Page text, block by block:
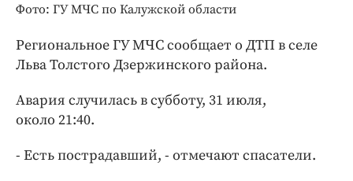
Блоги
Издания
Медиаперсона
Клиника года
Работодатель года
Фото: ГУ МЧС по Калужской области
Региональное ГУ МЧС сообщает о ДТП в селе
Льва Толстого Дзержинского района.
Авария случилась в субботу, 31 июля,
около 21:40.
- Есть пострадавший, - отмечают спасатели.